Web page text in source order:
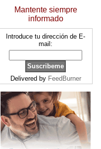
Mantente siempre
informado
Introduce tu dirección de E-
mail:
Delivered by FeedBurner